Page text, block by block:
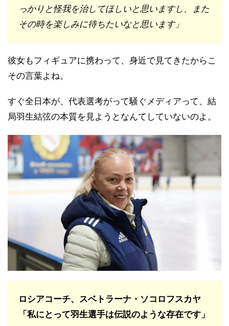
っかりと怪我を治してほしいと思いますし、また
その時を楽しみに待ちたいなと思います」
彼女もフィギュアに携わって、身近で見てきたからこ
その言葉よね。
すぐ全日本が、代表選考がって騒ぐメディアって、結
局羽生結弦の本質を見ようとなんてしていないのよ。
ロシアコーチ、スベトラーナ・ソコロフスカヤ
「私にとって羽生選手は伝説のような存在です」